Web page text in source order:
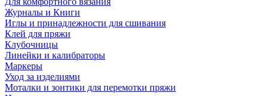
Журналы и Книги
Иглы и принадлежности для сшивания
Клей для пряжи
Клубочницы
Линейки и калибраторы
Маркеры
Уход за изделиями
Моталки и зонтики для перемотки пряжи